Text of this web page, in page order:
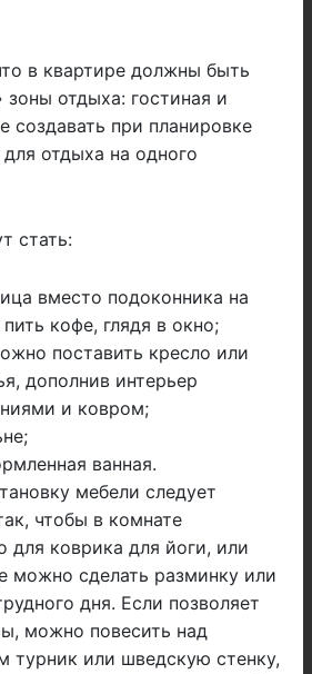
в квартире должны быть
зоны отдыха: гостиная и
создавать при планировке
отдыха на одного
стать:
вместо подоконника на
кофе, глядя в окно;
поставить кресло или
дополнив интерьер
и ковром;
ванная.
мебели следует
чтобы в комнате
для коврика для йоги, или
можно сделать разминку или
дня. Если позволяет
можно повесить над
турник или шведскую стенку,